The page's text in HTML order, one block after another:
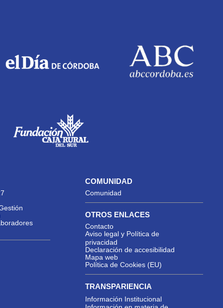
COMUNIDAD
Comunidad
OTROS ENLACES
Contacto
Aviso legal y Política de
privacidad
Declaración de accesibilidad
Mapa web
Política de Cookies (EU)
TRANSPARIENCIA
Información Institucional